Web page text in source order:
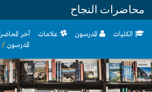
محاضرات النجاح
الكليات المدرسون علامات آخر
المدرسون /